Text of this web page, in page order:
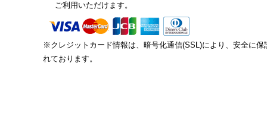
ご利用いただけます。
※クレジットカード情報は、暗号化通信(SSL)により、安全に保
れております。